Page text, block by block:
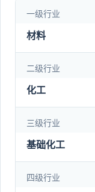
力的产品及综合
学，让生活更美
造美好生活。
一级行业
材料
二级行业
化工
三级行业
基础化工
四级行业